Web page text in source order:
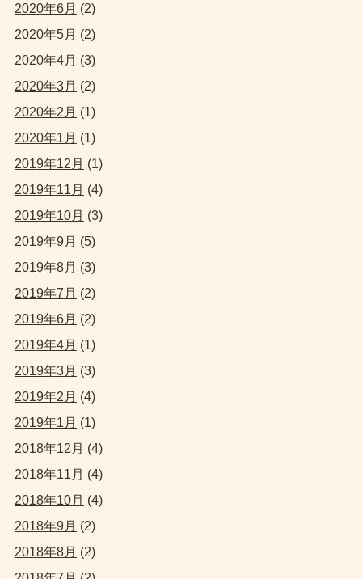
2020年6月 (2)
2020年5月 (2)
2020年4月 (3)
2020年3月 (2)
2020年2月 (1)
2020年1月 (1)
2019年12月 (1)
2019年11月 (4)
2019年10月 (3)
2019年9月 (5)
2019年8月 (3)
2019年7月 (2)
2019年6月 (2)
2019年4月 (1)
2019年3月 (3)
2019年2月 (4)
2019年1月 (1)
2018年12月 (4)
2018年11月 (4)
2018年10月 (4)
2018年9月 (2)
2018年8月 (2)